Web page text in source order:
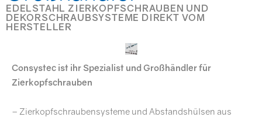
EDELSTAHL ZIERKOPFSCHRAUBEN UND
DEKORSCHRAUBSYSTEME DIREKT VOM
HERSTELLER
Consystec ist ihr Spezialist und Großhändler für
Zierkopfschrauben
– Zierkopfschraubensysteme und Abstandshülsen aus